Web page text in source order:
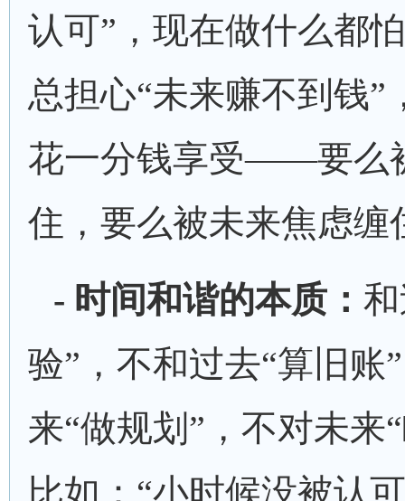
认可”，现在做什么都
总担心“未来赚不到钱”
花一分钱享受——要么
住，要么被未来焦虑缠
- 时间和谐的本质：
验”，不和过去“算旧账
来“做规划”，不对未来
比如：“小时候没被认